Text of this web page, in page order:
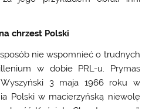
chrzest Polski
nie wspomnieć o trudnych
w dobie PRL-u. Prymas
3 maja 1966 roku w
Polski w macierzyńską niewolę